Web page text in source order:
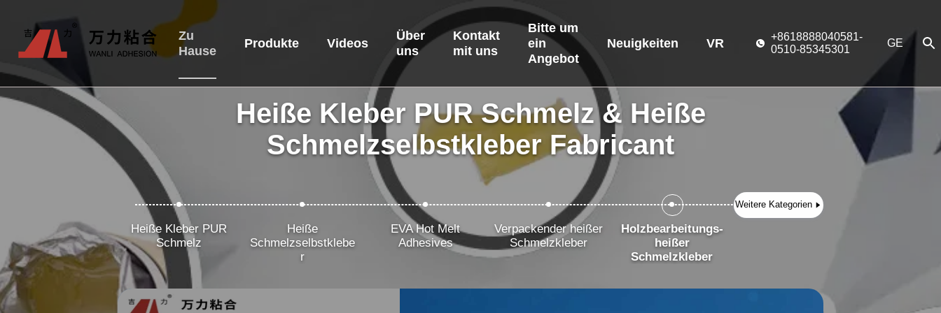
Zu
Hause
Produkte Videos
Über
uns
Kontakt
mit uns
Bitte um
ein
Angebot
Neuigkeiten VR
+8618888040581-
0510-85345301
GE
Heiße Kleber PUR Schmelz & Heiße
Schmelzselbstkleber Fabricant
Heiße Kleber PUR
Schmelz
Heiße
Schmelzselbstklebe
r
EVA Hot Melt
Adhesives
Verpackender heißer
Schmelzkleber
Holzbearbeitungs-
heißer
Schmelzkleber
Weitere Kategorien